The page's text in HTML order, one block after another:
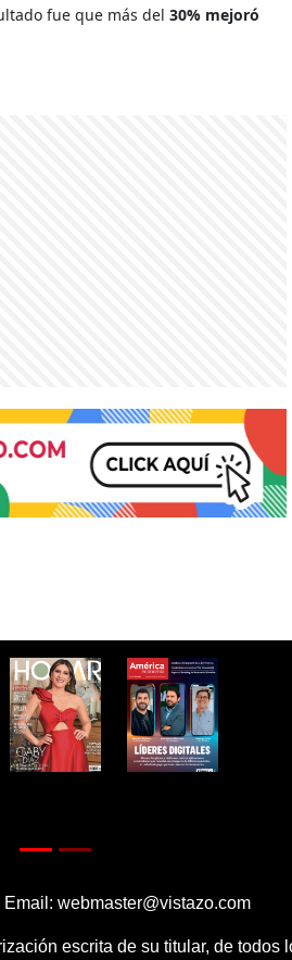
fue que más del 30% mejoró
Email: webmaster@vistazo.com
escrita de su titular, de todos